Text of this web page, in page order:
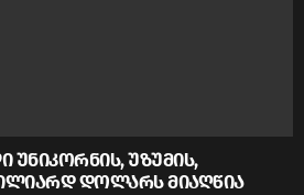
უნიკორნის, უზუმის,
დოლარს მიაღწია